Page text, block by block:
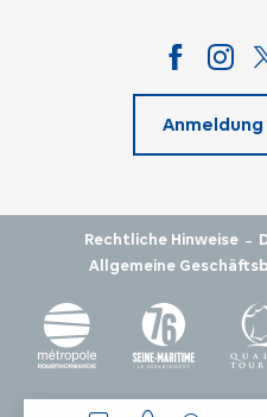
Rechtliche Hinweise -
Allgemeine